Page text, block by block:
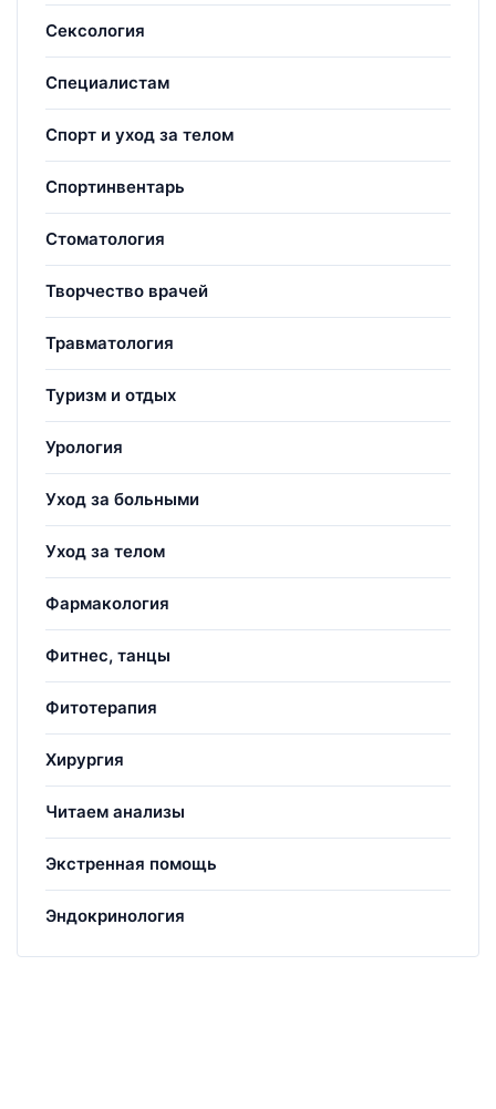
Сексология
Специалистам
Спорт и уход за телом
Спортинвентарь
Стоматология
Творчество врачей
Травматология
Туризм и отдых
Урология
Уход за больными
Уход за телом
Фармакология
Фитнес, танцы
Фитотерапия
Хирургия
Читаем анализы
Экстренная помощь
Эндокринология